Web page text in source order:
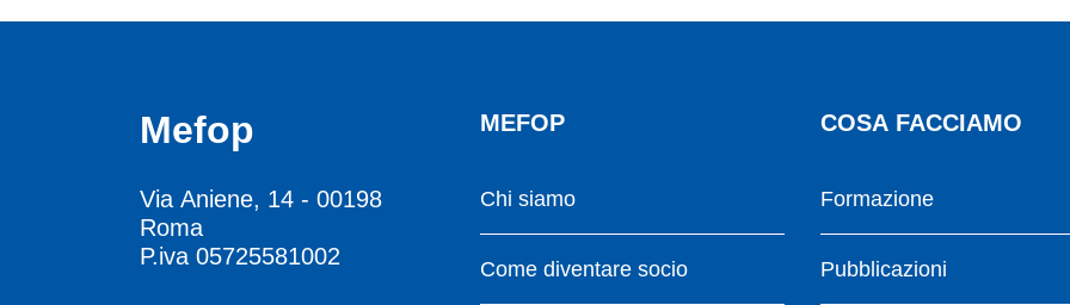
Mefop
Via Aniene, 14 - 00198
Roma
P.iva 05725581002
MEFOP
Chi siamo
Come diventare socio
COSA FACCIAMO
Formazione
Pubblicazioni